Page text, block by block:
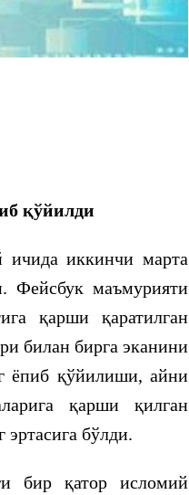
қўйилди
ичида иккинчи марта
Фейсбук маъмурияти
қарши қаратилган
билан бирга эканини
ёпиб қўйилиши, айни
қарши қилган
бўлди.
бир қатор исломий
- BURANA.INFO BURANA
деган каломига содиқ
ҳолда, байрам шукуҳини […]
ҲАЙИТИ ТАБРИГИ